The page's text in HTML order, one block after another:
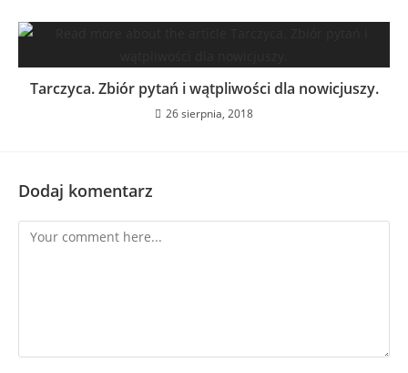
Tarczyca. Zbiór pytań i wątpliwości dla nowicjuszy.
26 sierpnia, 2018
Dodaj komentarz